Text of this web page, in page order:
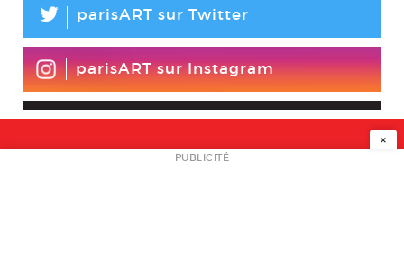
L parisART sur Twitter
parisART sur Instagram
NEWSLETTER
×
PUBLICITÉ